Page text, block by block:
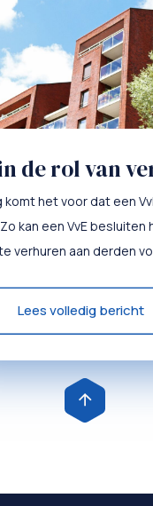
in de rol van
komt het voor dat een
kan een VvE besluiten
verhuren aan derden
Lees volledig bericht